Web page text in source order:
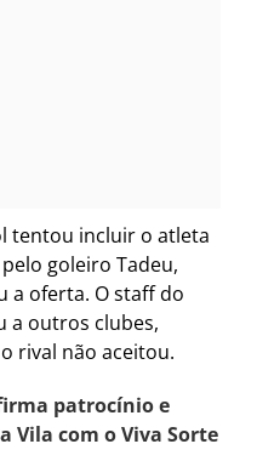
tentou incluir o atleta
goleiro Tadeu,
a oferta. O staff do
a outros clubes,
rival não aceitou.
patrocínio e
Vila com o Viva Sorte